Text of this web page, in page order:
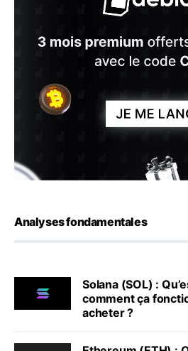
Analyses fondamentales
Solana (SOL) :
comment ça
acheter ?